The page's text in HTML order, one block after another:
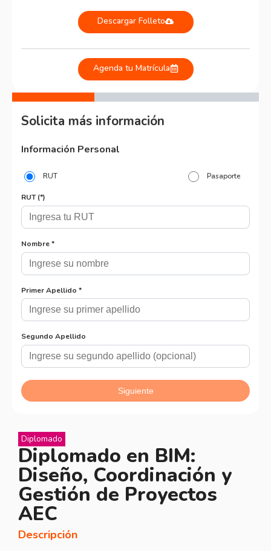
Descargar Folleto
Agenda tu Matrícula
Diplomado
Diplomado en BIM:
Diseño, Coordinación y
Gestión de Proyectos
AEC
Descripción